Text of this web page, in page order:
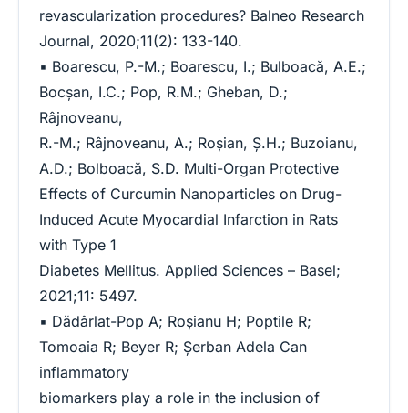
revascularization procedures? Balneo Research
Journal, 2020;11(2): 133-140.
▪ Boarescu, P.-M.; Boarescu, I.; Bulboacă, A.E.;
Bocșan, I.C.; Pop, R.M.; Gheban, D.;
Râjnoveanu,
R.-M.; Râjnoveanu, A.; Roşian, Ş.H.; Buzoianu,
A.D.; Bolboacă, S.D. Multi-Organ Protective
Effects of Curcumin Nanoparticles on Drug-
Induced Acute Myocardial Infarction in Rats
with Type 1
Diabetes Mellitus. Applied Sciences – Basel;
2021;11: 5497.
▪ Dădârlat-Pop A; Roșianu H; Poptile R;
Tomoaia R; Beyer R; Șerban Adela Can
inflammatory
biomarkers play a role in the inclusion of